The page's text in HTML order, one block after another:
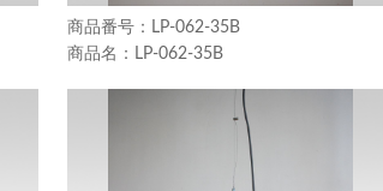
LP-062-35B
LP-062-35B